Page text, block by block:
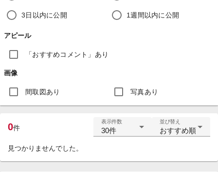
3日以内に公開 1週間以内に公開
アピール
「おすすめコメント」あり
画像
間取図あり 写真あり
0件
表示件数
30件
並び替え
おすすめ順
見つかりませんでした。